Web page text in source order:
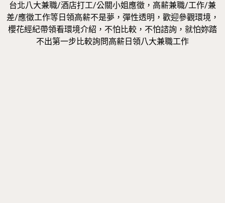
台北八大兼職/酒店打工/公關小姐應徵，高薪兼職/工作/兼
差/應徵工作等日領高薪不是夢，彈性透明，歡迎參觀環境，
櫻花經紀帶領看環境介紹，不怕比較，不怕諮詢，就怕妳踏
不出第一步比較詢問高薪日領八大兼職工作